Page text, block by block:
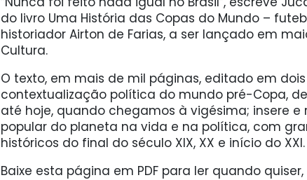
do livro Uma História das Copas do Mundo –
historiador Airton de Farias, a ser lançado em
Cultura.
O texto, em mais de mil páginas, editado em
contextualização política do mundo pré-Copa,
até hoje, quando chegamos à vigésima; insere e
popular do planeta na vida e na política, com
históricos do final do século XIX, XX e início do XXI.
Baixe esta página em PDF para ler quando